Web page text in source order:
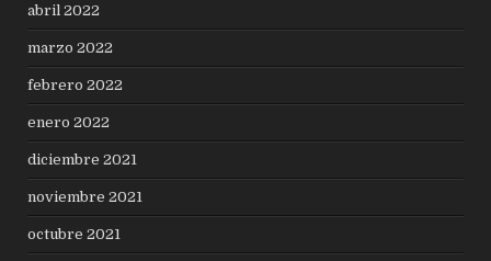
abril 2022
marzo 2022
febrero 2022
enero 2022
diciembre 2021
noviembre 2021
octubre 2021